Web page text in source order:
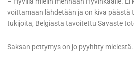
– Hyvillä mielin mennään Hyvinkäälle.
voittamaan lähdetään ja on kiva päästä
tukijoita, Belgiasta tavoitettu Savaste
Saksan pettymys on jo pyyhitty mielestä.